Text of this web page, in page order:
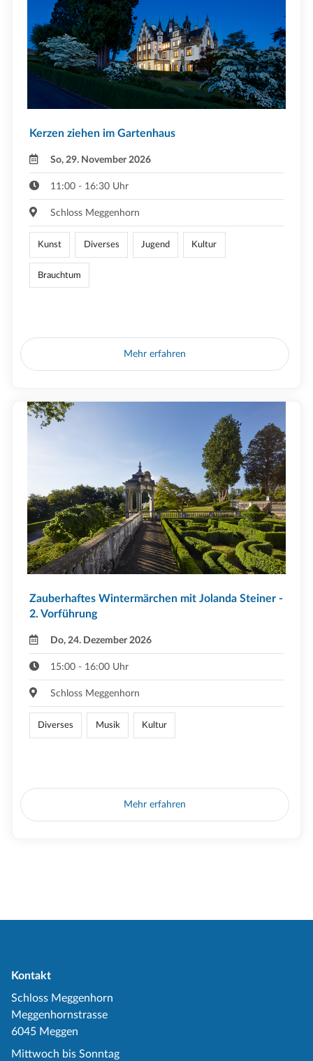
Kerzen ziehen im Gartenhaus
So, 29. November 2026
11:00 - 16:30 Uhr
Schloss Meggenhorn
Kunst Diverses Jugend Kultur
Brauchtum
Mehr erfahren
Zauberhaftes Wintermärchen mit Jolanda Steiner -
2. Vorführung
Do, 24. Dezember 2026
15:00 - 16:00 Uhr
Schloss Meggenhorn
Diverses Musik Kultur
Mehr erfahren
Kontakt
Schloss Meggenhorn
Meggenhornstrasse
6045 Meggen
Mittwoch bis Sonntag